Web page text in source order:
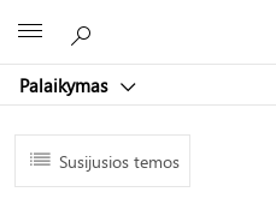
Palaikymas
Susijusios temos